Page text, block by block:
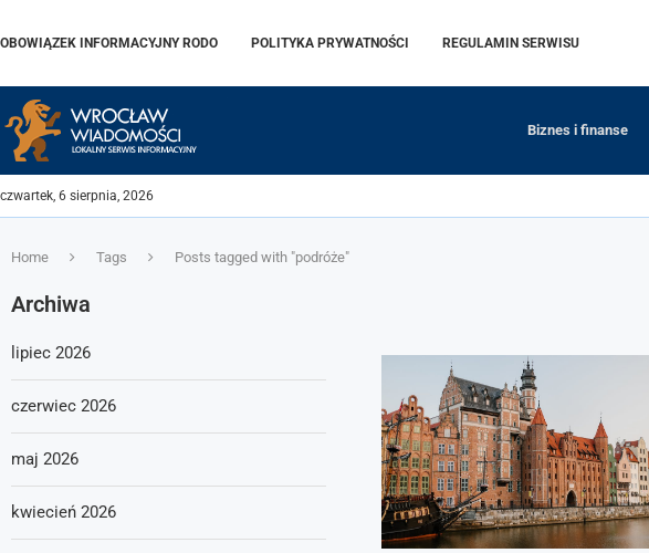
OBOWIĄZEK INFORMACYJNY RODO POLITYKA PRYWATNOŚCI REGULAMIN SERWISU
Biznes i finanse
czwartek, 6 sierpnia, 2026
Home Tags Posts tagged with "podróże"
Archiwa
lipiec 2026
czerwiec 2026
maj 2026
kwiecień 2026